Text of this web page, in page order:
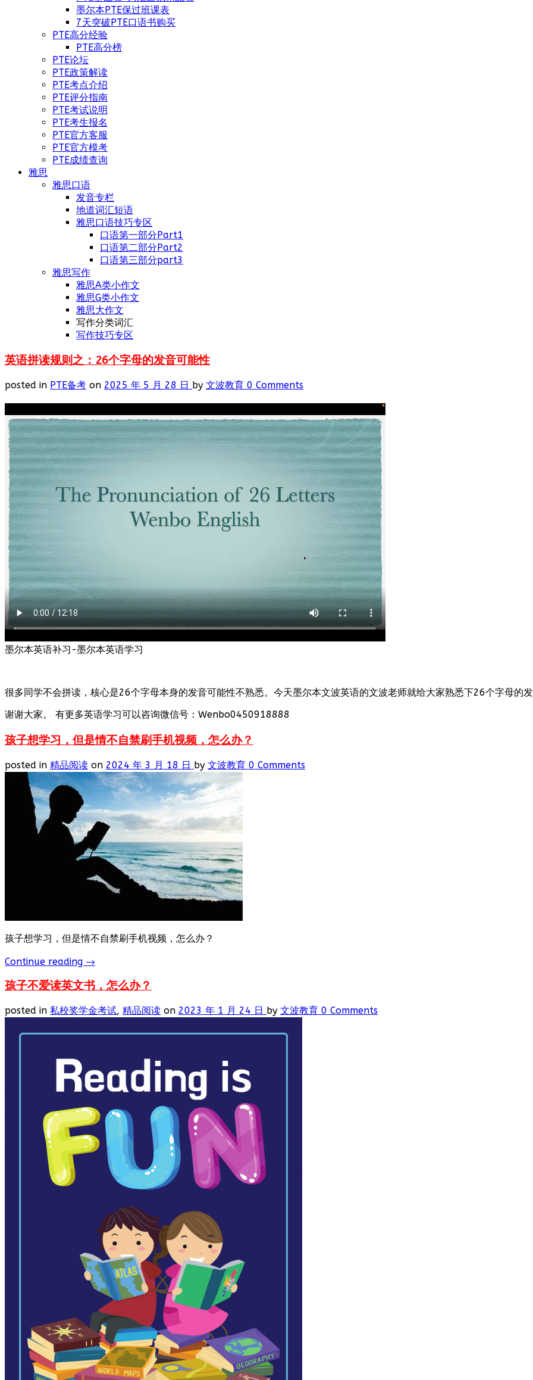
墨尔本PTE保过班课表
7天突破PTE口语书购买
PTE高分经验
PTE高分榜
PTE论坛
PTE政策解读
PTE考点介绍
PTE评分指南
PTE考试说明
PTE考生报名
PTE官方客服
PTE官方模考
PTE成绩查询
雅思
雅思口语
发音专栏
地道词汇短语
雅思口语技巧专区
口语第一部分Part1
口语第二部分Part2
口语第三部分part3
雅思写作
雅思A类小作文
雅思G类小作文
雅思大作文
写作分类词汇
写作技巧专区
英语拼读规则之：26个字母的发音可能性
posted in PTE备考 on 2025 年 5 月 28 日 by 文波教育 0 Comments
墨尔本英语补习-墨尔本英语学习
很多同学不会拼读，核心是26个字母本身的发音可能性不熟悉。今天墨尔本文波英语的文波老师就给大家熟悉下26个字母的发
谢谢大家。 有更多英语学习可以咨询微信号：Wenbo0450918888
孩子想学习，但是情不自禁刷手机视频，怎么办？
posted in 精品阅读 on 2024 年 3 月 18 日 by 文波教育 0 Comments
孩子想学习，但是情不自禁刷手机视频，怎么办？
Continue reading →
孩子不爱读英文书，怎么办？
posted in 私校奖学金考试, 精品阅读 on 2023 年 1 月 24 日 by 文波教育 0 Comments